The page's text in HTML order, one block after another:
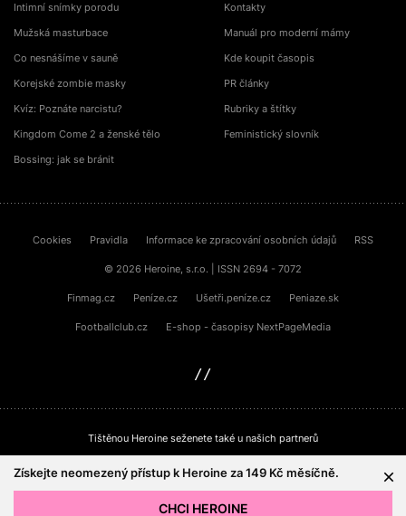
Intimní snímky porodu
Mužská masturbace
Co nesnášíme v sauně
Korejské zombie masky
Kvíz: Poznáte narcistu?
Kingdom Come 2 a ženské tělo
Bossing: jak se bránit
Kontakty
Manuál pro moderní mámy
Kde koupit časopis
PR články
Rubriky a štítky
Feministický slovník
Cookies Pravidla Informace ke zpracování osobních údajů RSS
© 2026 Heroine, s.r.o. | ISSN 2694 - 7072
Finmag.cz Peníze.cz Ušetři.peníze.cz Peniaze.sk
Footballclub.cz E-shop - časopisy NextPageMedia
Tištěnou Heroine seženete také u našich partnerů
Získejte neomezený přístup k Heroine za 149 Kč měsíčně.
CHCI HEROINE